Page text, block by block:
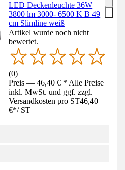
LED Deckenleuchte 36W
3800 lm 3000- 6500 K B 49
cm Slimline weiß
Artikel wurde noch nicht
bewertet.
(0)
Preis — 46,40 € * Alle Preise
inkl. MwSt. und ggf. zzgl.
Versandkosten pro ST46,40
€*/ ST